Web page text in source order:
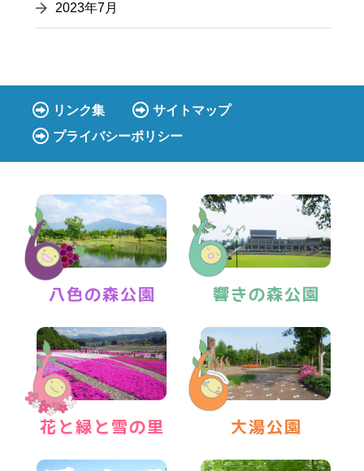
2023年7月
リンク集
サイトマップ
プライバシーポリシー